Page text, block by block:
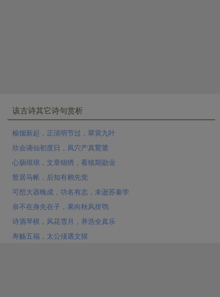
该古诗其它诗句赏析
榆烟新起，正清明节过，翠蓂九叶
欣会谪仙初度日，凤穴产真鸑鷟
心肠琅琅，文章锦绣，看镜期勋业
暂居马帐，后知有赖先觉
可想大器晚成，功名有志，未逊苏秦学
奈不在身先在子，果向秋风抟鹗
诗酒琴棋，风花雪月，养浩全真乐
寿觞五福，太公须遇文猩